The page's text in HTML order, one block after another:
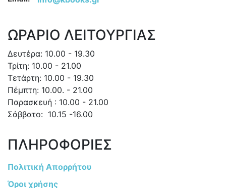
ΩΡΑΡΙΟ ΛΕΙΤΟΥΡΓΙΑΣ
Δευτέρα: 10.00 - 19.30
Τρίτη: 10.00 - 21.00
Τετάρτη: 10.00 - 19.30
Πέμπτη: 10.00. - 21.00
Παρασκευή : 10.00 - 21.00
Σάββατο: 10.15 -16.00
ΠΛΗΡΟΦΟΡΙΕΣ
Πολιτική Απορρήτου
Όροι χρήσης